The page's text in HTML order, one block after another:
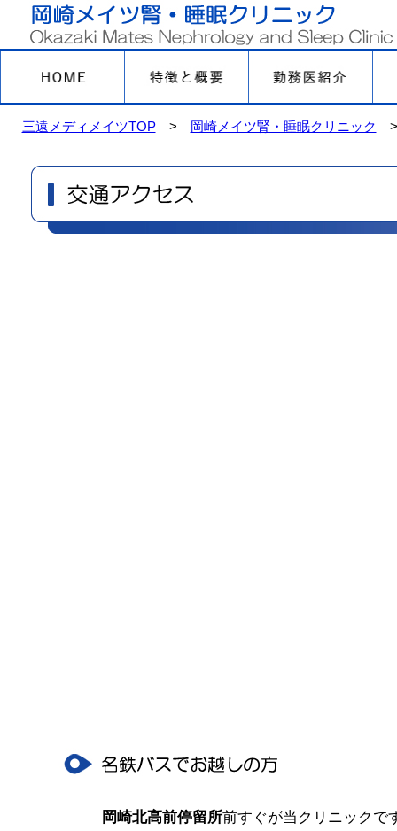
三遠メディメイツTOP> 岡崎メイツ腎・睡眠クリニック >
岡崎北高前停留所前すぐが当クリニックで